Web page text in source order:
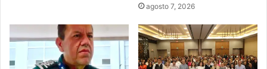
agosto 7, 2026